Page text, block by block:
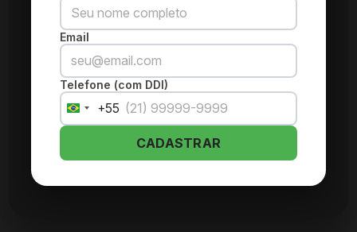
Email
Telefone (com DDI)
Brazil
+55
+55
CADASTRAR